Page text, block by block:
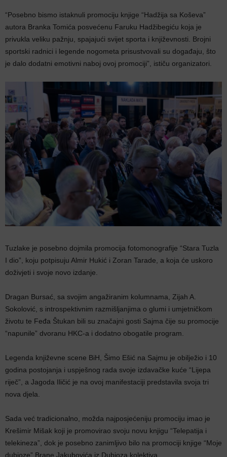
“Posebno bismo istaknuli promociju knjige “Hadžija sa Koševa”
autora Branka Tomića posvećenu Faruku Hadžibegiću koja je
privukla veliku pažnju, spajajući svijet sporta i književnosti. Brojni
sportski radnici i legende nogometa prisustvovali su događaju, što
je dalo dodatni emotivni naboj ovoj promociji”, ističu organizatori.
Tuzlake je posebno dojmila promocija fotomonografije “Stara Tuzla
I dio”, koju potpisuju Almir Hukić i Zoran Tarade, a koja će uskoro
doživjeti i svoje novo izdanje.
Dragan Bursać, sa svojim angažiranim kolumnama, Zijah A.
Sokolović, s introspektivnim razmišljanjima o glumi i umjetničkom
životu te Feđa Štukan bili su značajni gosti Sajma čije su promocije
“napunile” dvoranu HKC-a i dodatno obogatile program.
Legenda književne scene BiH, Šimo Ešić na Sajmu je obilježio i 10
godina postojanja i uspješnog rada svoje izdavačke kuće “Lijepa
riječ”, a Jagoda Iličić je na ovoj manifestaciji predstavila svoja tri
nova djela.
Sada već tradicionalno, možda najposjećeniju promociju imao je
Krešimir Mišak koji je promovirao svoju novu knjigu “Telepatija i
telekineza”, dok je posebno zanimljivo bilo na promociji knjige “Moje
dubioze” Brane Jakubovića iz Dubioza kolektiva.